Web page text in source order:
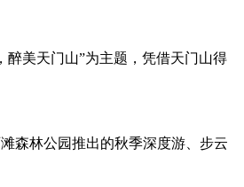
醉美天门山”为主题，凭借天门山得
森林公园推出的秋季深度游、步云